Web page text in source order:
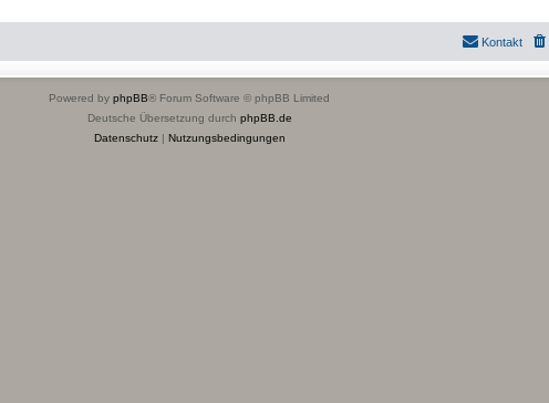
Kontakt
Powered by phpBB® Forum Software © phpBB Limited
Deutsche Übersetzung durch phpBB.de
Datenschutz| Nutzungsbedingungen